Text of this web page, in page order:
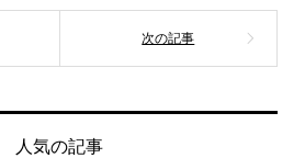
人気の記事